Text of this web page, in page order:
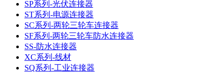
SP系列-光伏连接器
ST系列-电源连接器
SC系列-两轮三轮车连接器
SF系列-两轮三轮车防水连接器
SS-防水连接器
XC系列-线材
SQ系列-工业连接器